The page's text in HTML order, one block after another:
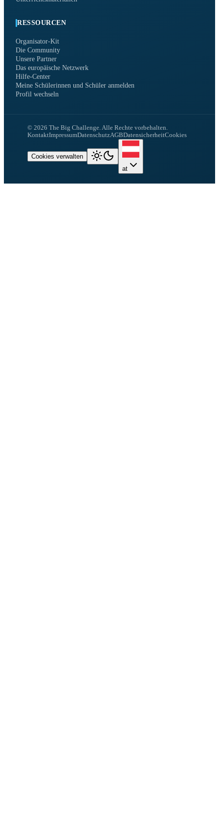
RESSOURCEN
Organisator-Kit
Die Community
Unsere Partner
Das europäische Netzwerk
Hilfe-Center
Meine Schülerinnen und Schüler anmelden
Profil wechseln
© 2026 The Big Challenge.Alle Rechte vorbehalten.
KontaktImpressumDatenschutzAGBDatensicherheitCookies
Cookies verwalten
at